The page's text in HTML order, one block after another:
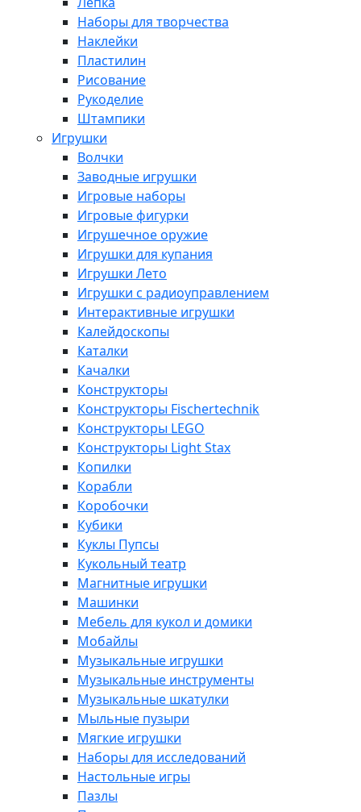
Наборы для творчества
Наклейки
Пластилин
Рисование
Рукоделие
Штампики
Игрушки
Волчки
Заводные игрушки
Игровые наборы
Игровые фигурки
Игрушечное оружие
Игрушки для купания
Игрушки Лето
Игрушки с радиоуправлением
Интерактивные игрушки
Калейдоскопы
Каталки
Качалки
Конструкторы
Конструкторы Fisсhertechnik
Конструкторы LEGO
Конструкторы Light Stax
Копилки
Корабли
Коробочки
Кубики
Куклы Пупсы
Кукольный театр
Магнитные игрушки
Машинки
Мебель для кукол и домики
Мобайлы
Музыкальные игрушки
Музыкальные инструменты
Музыкальные шкатулки
Мыльные пузыри
Мягкие игрушки
Наборы для исследований
Настольные игры
Пазлы